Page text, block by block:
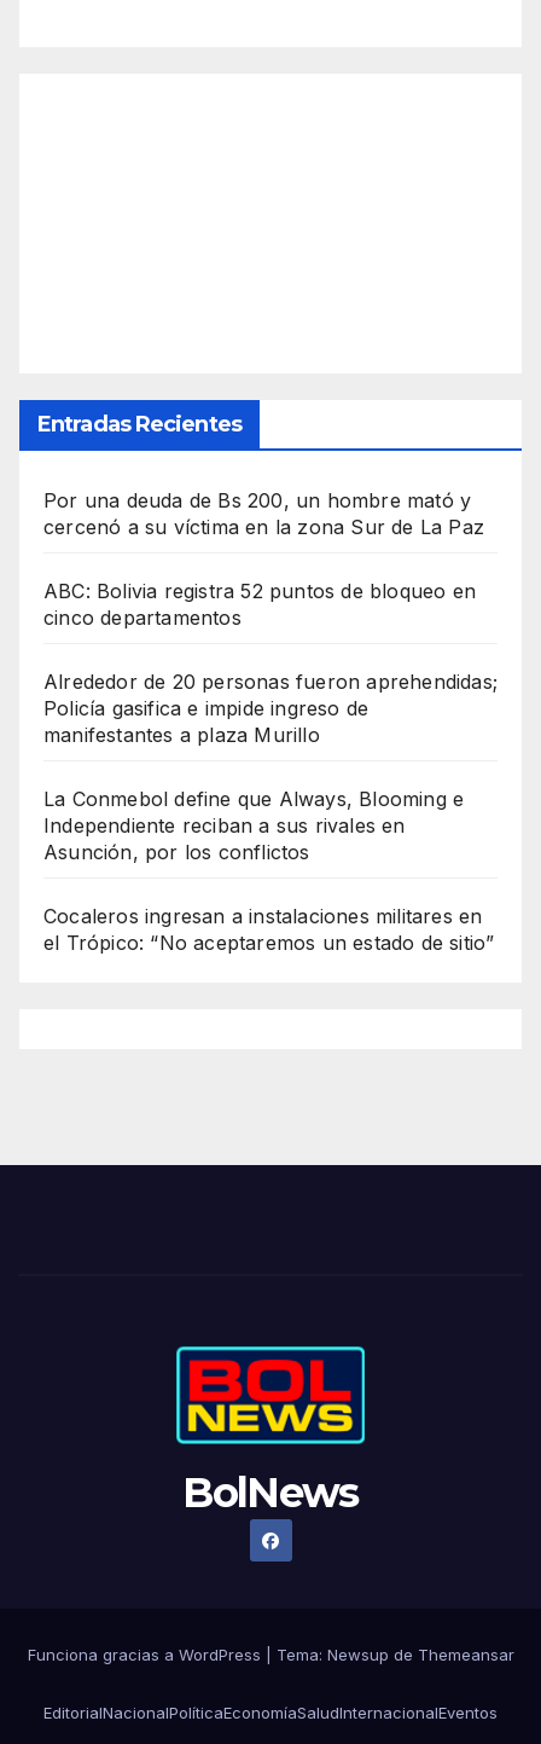
Entradas Recientes
Por una deuda de Bs 200, un hombre mató y
cercenó a su víctima en la zona Sur de La Paz
ABC: Bolivia registra 52 puntos de bloqueo en
cinco departamentos
Alrededor de 20 personas fueron aprehendidas;
Policía gasifica e impide ingreso de
manifestantes a plaza Murillo
La Conmebol define que Always, Blooming e
Independiente reciban a sus rivales en
Asunción, por los conflictos
Cocaleros ingresan a instalaciones militares en
el Trópico: “No aceptaremos un estado de sitio”
BolNews
Funciona gracias a WordPress Tema: Newsup de Themeansar
EditorialNacionalPolíticaEconomíaSaludInternacionalEventos